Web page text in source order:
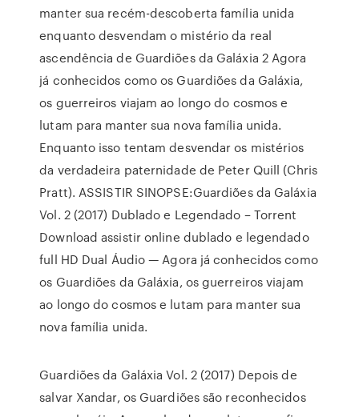
manter sua recém-descoberta família unida
enquanto desvendam o mistério da real
ascendência de Guardiões da Galáxia 2 Agora
já conhecidos como os Guardiões da Galáxia,
os guerreiros viajam ao longo do cosmos e
lutam para manter sua nova família unida.
Enquanto isso tentam desvendar os mistérios
da verdadeira paternidade de Peter Quill (Chris
Pratt). ASSISTIR SINOPSE:Guardiões da Galáxia
Vol. 2 (2017) Dublado e Legendado – Torrent
Download assistir online dublado e legendado
full HD Dual Áudio — Agora já conhecidos como
os Guardiões da Galáxia, os guerreiros viajam
ao longo do cosmos e lutam para manter sua
nova família unida.
Guardiões da Galáxia Vol. 2 (2017) Depois de
salvar Xandar, os Guardiões são reconhecidos